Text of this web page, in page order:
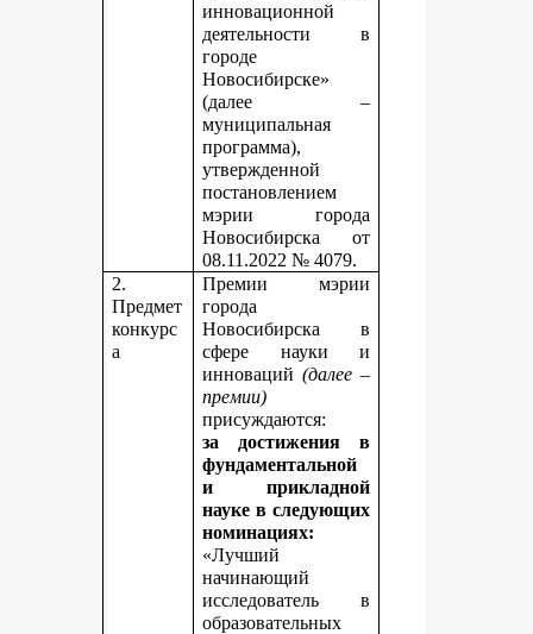
инновационной
деятельности в
городе
Новосибирске»
(далее –
муниципальная
программа),
утвержденной
постановлением
мэрии города
Новосибирска от
08.11.2022 № 4079.
2.
Предмет
конкурс
а
Премии мэрии
города
Новосибирска в
сфере науки и
инноваций(далее –
премии)
присуждаются:
за достижения в
фундаментальной
и прикладной
наукев следующих
номинациях:
«Лучший
начинающий
исследователь в
образовательных